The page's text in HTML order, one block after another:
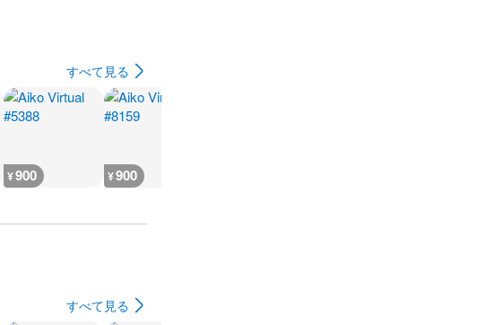
すべて見る
¥900 ¥900
すべて見る